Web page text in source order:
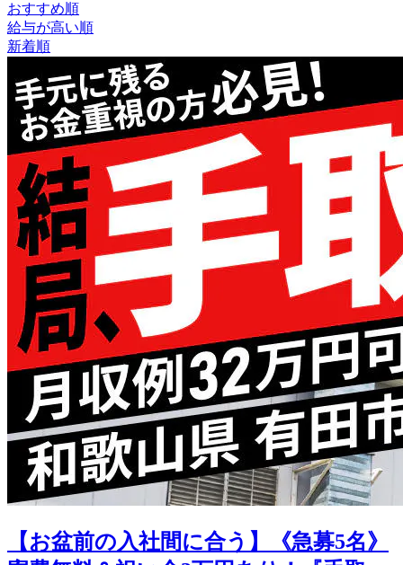
おすすめ順
給与が高い順
新着順
【お盆前の入社間に合う】《急募5名》